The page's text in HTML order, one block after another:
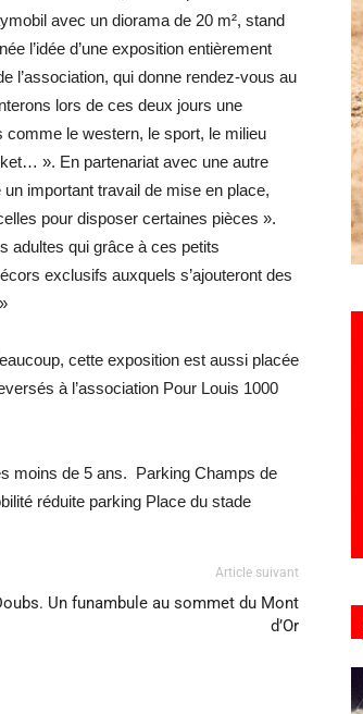
avec un diorama de 20 m², stand
l’idée d’une exposition entièrement
l’association, qui donne rendez-vous au
lors de ces deux jours une
le western, le sport, le milieu
». En partenariat avec une autre
important travail de mise en place,
pour disposer certaines pièces ».
adultes qui grâce à ces petits
exclusifs auxquels s’ajouteront des
cette exposition est aussi placée
à l’association Pour Louis 1000
moins de 5 ans. Parking Champs de
réduite parking Place du stade
Article suivant
Un funambule au sommet du Mont
d’Or